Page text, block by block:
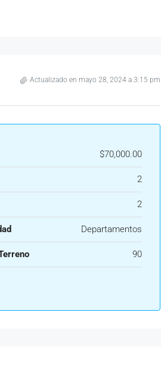
Actualizado en mayo 28, 2024 a 3:15 pm
$70,000.00
2
2
Departamentos
90